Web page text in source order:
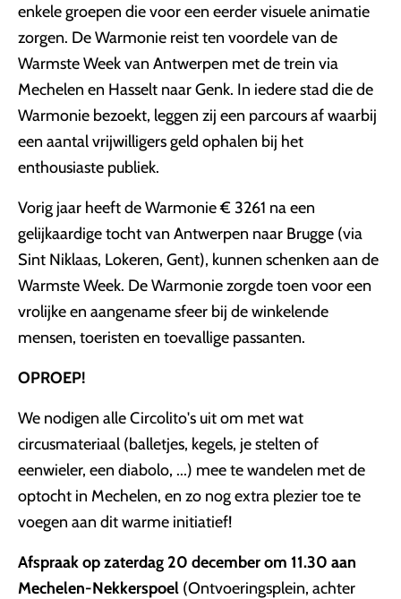
enkele groepen die voor een eerder visuele animatie
zorgen. De Warmonie reist ten voordele van de
Warmste Week van Antwerpen met de trein via
Mechelen en Hasselt naar Genk. In iedere stad die de
Warmonie bezoekt, leggen zij een parcours af waarbij
een aantal vrijwilligers geld ophalen bij het
enthousiaste publiek.
Vorig jaar heeft de Warmonie € 3261 na een
gelijkaardige tocht van Antwerpen naar Brugge (via
Sint Niklaas, Lokeren, Gent), kunnen schenken aan de
Warmste Week. De Warmonie zorgde toen voor een
vrolijke en aangename sfeer bij de winkelende
mensen, toeristen en toevallige passanten.
OPROEP!
We nodigen alle Circolito's uit om met wat
circusmateriaal (balletjes, kegels, je stelten of
eenwieler, een diabolo, ...) mee te wandelen met de
optocht in Mechelen, en zo nog extra plezier toe te
voegen aan dit warme initiatief!
Afspraak op zaterdag 20 december om 11.30 aan
Mechelen-Nekkerspoel (Ontvoeringsplein, achter